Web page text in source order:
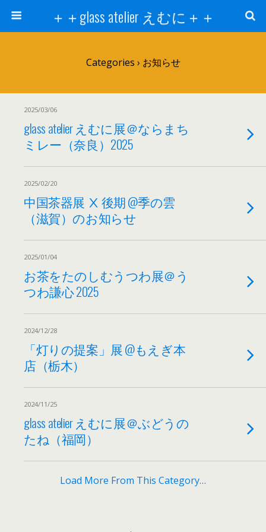
＋＋glass atelier えむに＋＋
Categories › お知らせ
2025/03/06
glass atelier えむに展＠ならまち
ミレー（奈良）2025
2025/02/20
中国茶器展 Ⅹ 後期 @季の雲
（滋賀）のお知らせ
2025/01/04
お茶をたのしむうつわ展＠う
つわ謙心 2025
2024/12/28
「灯りの提案」展 @もえぎ本
店（栃木）
2024/11/25
glass atelier えむに展＠ぶどうの
たね（福岡）
Load More From This Category…